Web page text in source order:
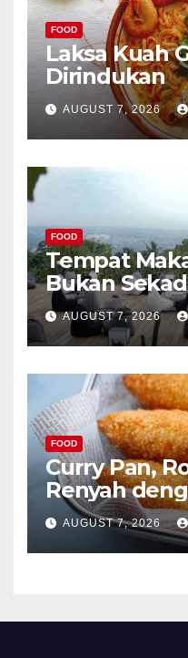
FOOD
Laksa Kuah
Dirindukan
AUGUST 7, 2026
FOOD
Tempat
Bukan
AUGUST 7, 2026
FOOD
Curry Pan,
Renyah
Menggoda
AUGUST 7, 2026